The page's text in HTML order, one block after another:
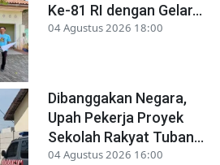
Ke-81 RI dengan Gelar...
04 Agustus 2026 18:00
Dibanggakan Negara,
Upah Pekerja Proyek
Sekolah Rakyat Tuban...
04 Agustus 2026 16:00